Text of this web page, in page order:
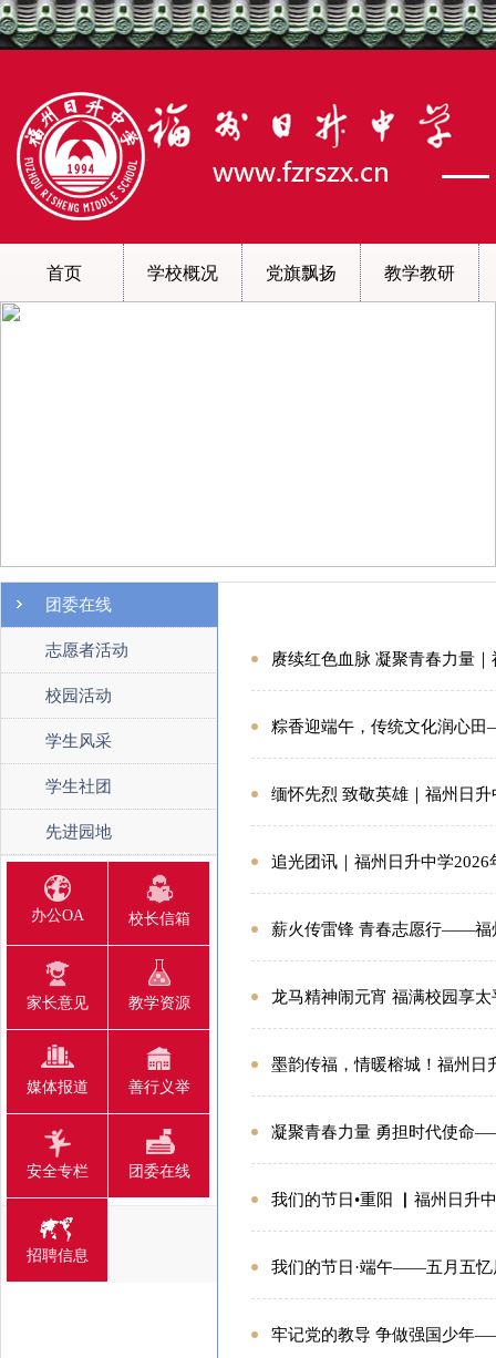
首页 学校概况 党旗飘扬 教学教研
团委在线
志愿者活动
校园活动
学生风采
学生社团
先进园地
办公OA 校长信箱
家长意见 教学资源
媒体报道 善行义举
安全专栏 团委在线
招聘信息
赓续红色血脉 凝聚青春力量
粽香迎端午，传统文化润心
缅怀先烈 致敬英雄｜福州日
追光团讯｜福州日升中学
薪火传雷锋 青春志愿行——福
龙马精神闹元宵 福满校园享
墨韵传福，情暖榕城！福州日
凝聚青春力量 勇担时代使命
我们的节日•重阳 ▏福州日升
我们的节日·端午——五月五忆
牢记党的教导 争做强国少年